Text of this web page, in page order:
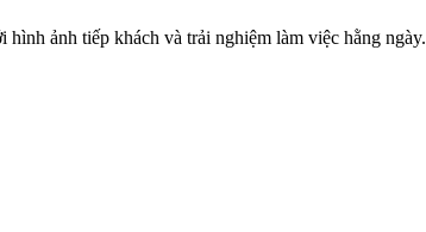
ảnh tiếp khách và trải nghiệm làm việc hằng ngày.